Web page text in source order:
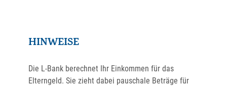
HINWEISE
Die L-Bank berechnet Ihr Einkommen für das
Elterngeld. Sie zieht dabei pauschale Beträge für